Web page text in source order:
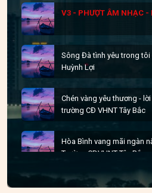
V3 - PHƯỢT ÂM NHẠC -
Sông Đà tình yêu trong tôi
Huỳnh Lợi
Chén vàng yêu thương -
trường CĐ VHNT Tây Bắc
Hòa Bình vang mãi ngàn
Trường CDVHNT Tây Bắc